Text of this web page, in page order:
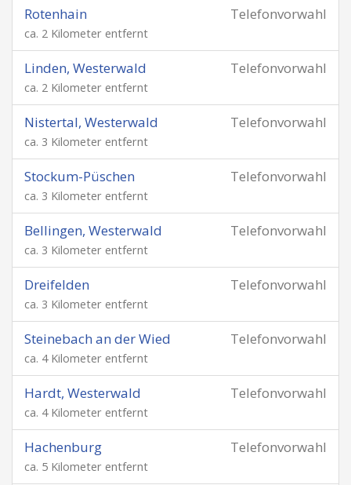
Telefonvorwahl
Rotenhain
ca. 2 Kilometer entfernt
Telefonvorwahl
Linden, Westerwald
ca. 2 Kilometer entfernt
Telefonvorwahl
Nistertal, Westerwald
ca. 3 Kilometer entfernt
Telefonvorwahl
Stockum-Püschen
ca. 3 Kilometer entfernt
Telefonvorwahl
Bellingen, Westerwald
ca. 3 Kilometer entfernt
Telefonvorwahl
Dreifelden
ca. 3 Kilometer entfernt
Telefonvorwahl
Steinebach an der Wied
ca. 4 Kilometer entfernt
Telefonvorwahl
Hardt, Westerwald
ca. 4 Kilometer entfernt
Telefonvorwahl
Hachenburg
ca. 5 Kilometer entfernt